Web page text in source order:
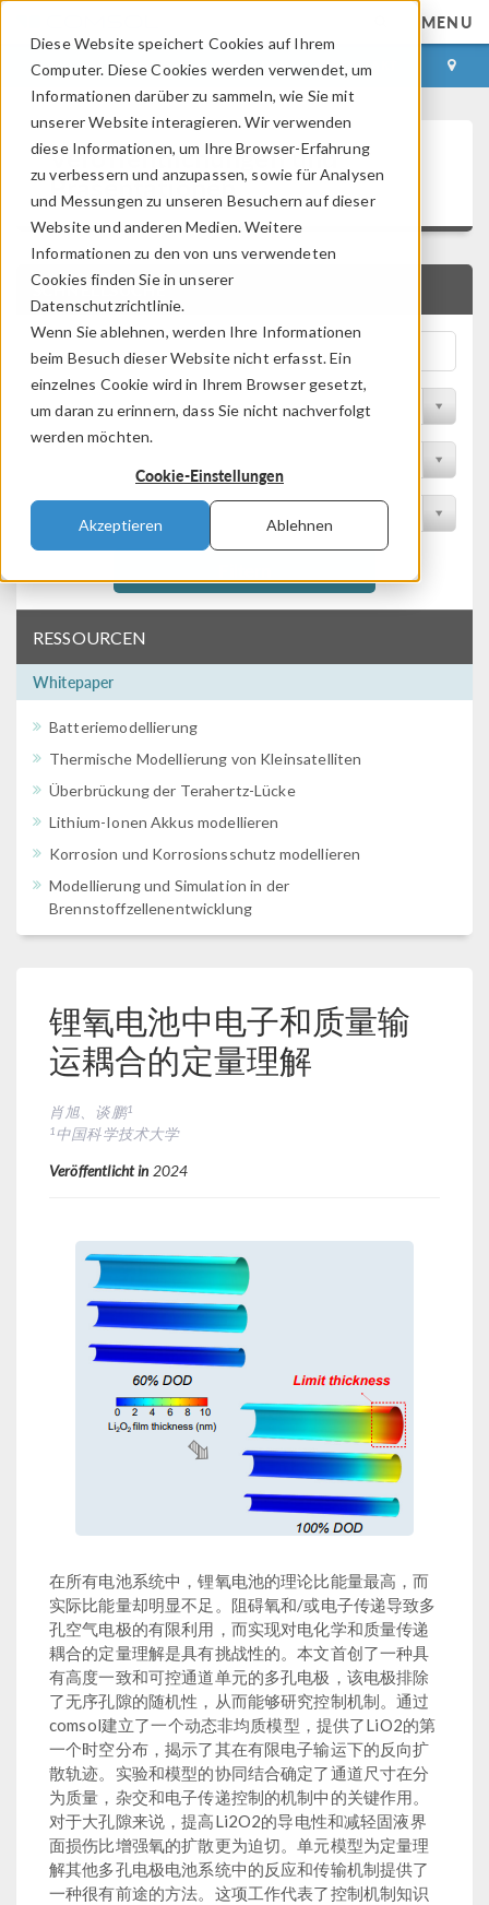
Diese Website speichert Cookies auf Ihrem
Computer. Diese Cookies werden verwendet, um
Informationen darüber zu sammeln, wie Sie mit
unserer Website interagieren. Wir verwenden
diese Informationen, um Ihre Browser-Erfahrung
zu verbessern und anzupassen, sowie für Analysen
und Messungen zu unseren Besuchern auf dieser
Website und anderen Medien. Weitere
Informationen zu den von uns verwendeten
Cookies finden Sie in unserer
Datenschutzrichtlinie.
Wenn Sie ablehnen, werden Ihre Informationen
beim Besuch dieser Website nicht erfasst. Ein
einzelnes Cookie wird in Ihrem Browser gesetzt,
um daran zu erinnern, dass Sie nicht nachverfolgt
werden möchten.
Cookie-Einstellungen
Akzeptieren Ablehnen
MENU
ANMELDEN KONTAKT
Veröffentlichungen und
Präsentationen
SCHNELLSUCHE
Nach Themengebiet filtern
RESSOURCEN
Whitepaper
Batteriemodellierung
Thermische Modellierung von Kleinsatelliten
Überbrückung der Terahertz-Lücke
Lithium-Ionen Akkus modellieren
Korrosion und Korrosionsschutz modellieren
Modellierung und Simulation in der
Brennstoffzellenentwicklung
锂氧电池中电子和质量输
运耦合的定量理解
肖旭、谈鹏1
1中国科学技术大学
Veröffentlicht in 2024
在所有电池系统中，锂氧电池的理论比能量最高，而
实际比能量却明显不足。阻碍氧和/或电子传递导致多
孔空气电极的有限利用，而实现对电化学和质量传递
耦合的定量理解是具有挑战性的。本文首创了一种具
有高度一致和可控通道单元的多孔电极，该电极排除
了无序孔隙的随机性，从而能够研究控制机制。通过
comsol建立了一个动态非均质模型，提供了LiO2的第
一个时空分布，揭示了其在有限电子输运下的反向扩
散轨迹。实验和模型的协同结合确定了通道尺寸在分
为质量，杂交和电子传递控制的机制中的关键作用。
对于大孔隙来说，提高Li2O2的导电性和减轻固液界
面损伤比增强氧的扩散更为迫切。单元模型为定量理
解其他多孔电极电池系统中的反应和传输机制提供了
一种很有前途的方法。这项工作代表了控制机制知识